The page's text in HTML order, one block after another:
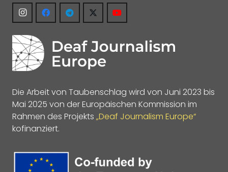
Die Arbeit von Taubenschlag wird von Juni 2023 bis
Mai 2025 von der Europäischen Kommission im
Rahmen des Projekts „Deaf Journalism Europe“
kofinanziert.